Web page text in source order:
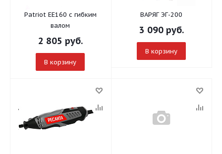
Patriot EE160 с гибким
валом
2 805 руб.
В корзину
ВАРЯГ ЭГ-200
3 090руб.
В корзину